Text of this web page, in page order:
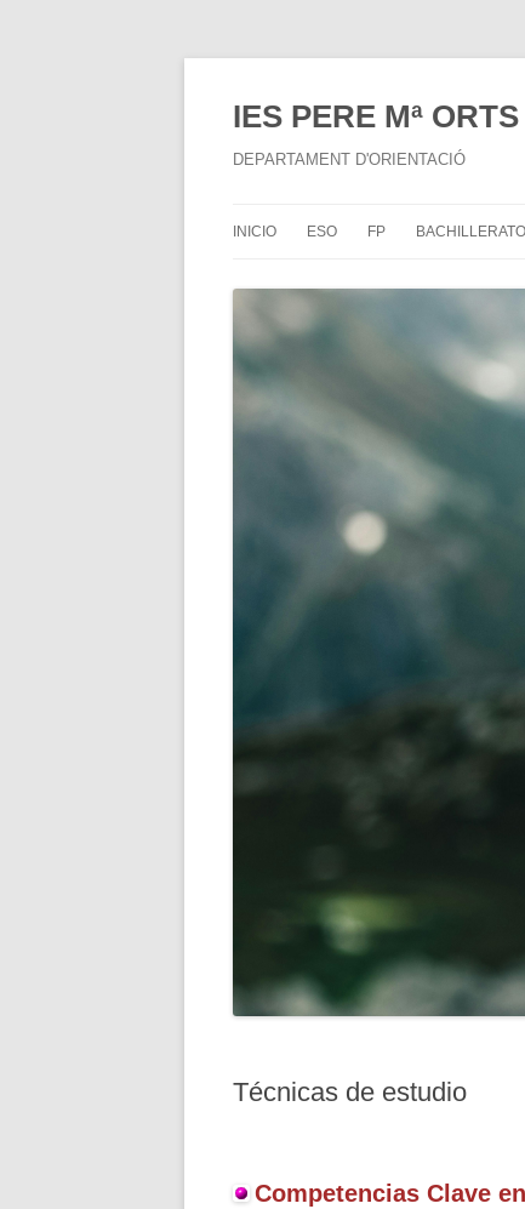
IES PERE Mª
DEPARTAMENT D'ORIENTACIÓ
INICIO ESO FP BACHILLERATO
Técnicas de estudio
Competencias Clave